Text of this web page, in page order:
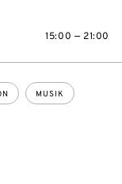
15:00 — 21:00
MUSIK